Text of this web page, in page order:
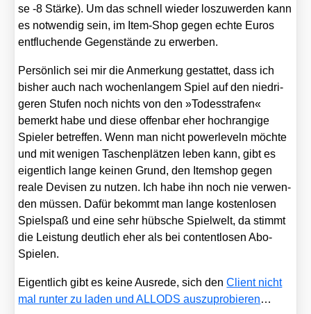
se ‑8 Stär­ke). Um das schnell wie­der los­zu­wer­den kann
es not­wen­dig sein, im Item-Shop gegen ech­te Euros
ent­flu­chen­de Gegen­stän­de zu erwer­ben.
Per­sön­lich sei mir die Anmer­kung gestat­tet, dass ich
bis­her auch nach wochen­lan­gem Spiel auf den nied­ri­
ge­ren Stu­fen noch nichts von den »Todes­stra­fen«
bemerkt habe und die­se offen­bar eher hoch­ran­gi­ge
Spie­ler betref­fen. Wenn man nicht power­le­veln möch­te
und mit weni­gen Taschen­plät­zen leben kann, gibt es
eigent­lich lan­ge kei­nen Grund, den Item­shop gegen
rea­le Devi­sen zu nut­zen. Ich habe ihn noch nie ver­wen­
den müs­sen. Dafür bekommt man lan­ge kos­ten­lo­sen
Spiel­spaß und eine sehr hüb­sche Spiel­welt, da stimmt
die Leis­tung deut­lich eher als bei con­tent­lo­sen Abo-
Spie­len.
Eigent­lich gibt es kei­ne Aus­re­de, sich denCli­ent nicht
mal run­ter zu laden und ALLODS aus­zu­pro­bie­ren…